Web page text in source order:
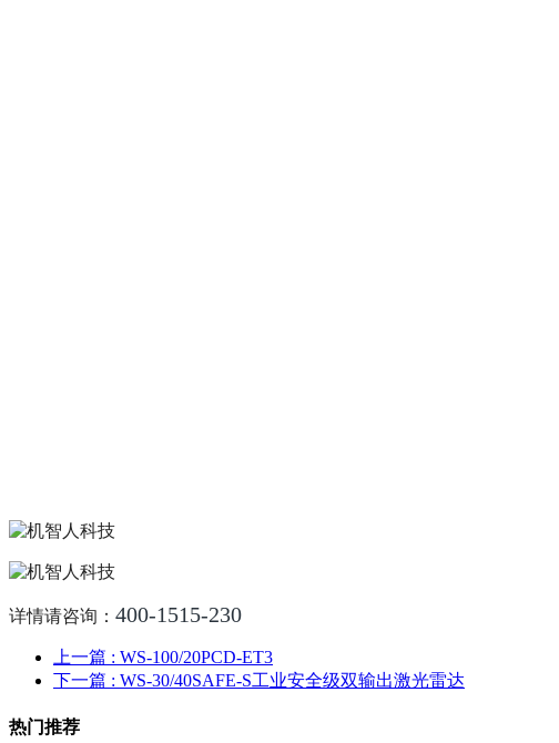
详情请咨询： 400-1515-230
上一篇 : WS-100/20PCD-ET3
下一篇 : WS-30/40SAFE-S工业安全级双输出激光雷达
热门推荐